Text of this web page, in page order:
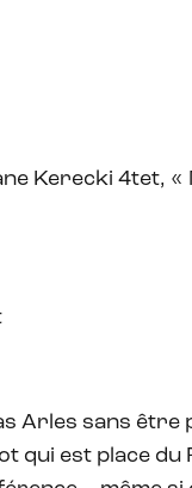
Kerecki 4tet, «
Arles sans être
qui est place du